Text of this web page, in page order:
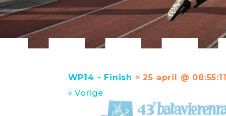
WP14 - Finish > 25 april @
« Vorige